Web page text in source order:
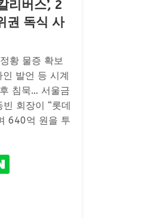
리버스’, 2
권 독식 사
황 물증 확보
인 발언 등 시계
침묵… 서울금
회장이 “롯데
640억 원을 투